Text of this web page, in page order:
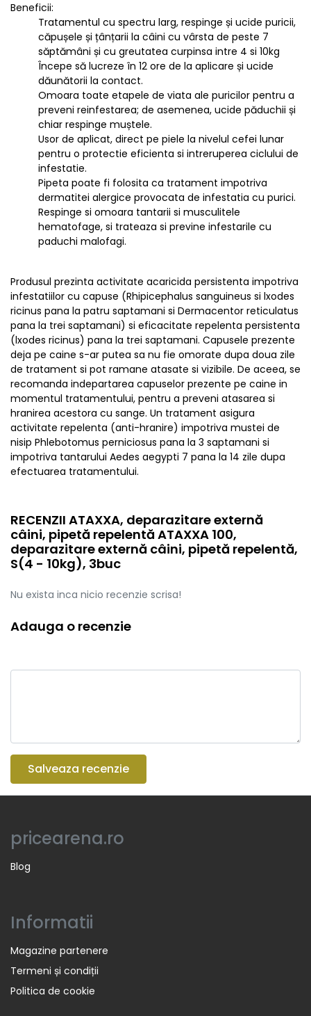
Beneficii:
Tratamentul cu spectru larg, respinge și ucide puricii,
căpușele și țânțarii la câini cu vârsta de peste 7
săptămâni și cu greutatea curpinsa intre 4 si 10kg
Începe să lucreze în 12 ore de la aplicare și ucide
dăunătorii la contact.
Omoara toate etapele de viata ale puricilor pentru a
preveni reinfestarea; de asemenea, ucide păduchii și
chiar respinge muștele.
Usor de aplicat, direct pe piele la nivelul cefei lunar
pentru o protectie eficienta si intreruperea ciclului de
infestatie.
Pipeta poate fi folosita ca tratament impotriva
dermatitei alergice provocata de infestatia cu purici.
Respinge si omoara tantarii si musculitele
hematofage, si trateaza si previne infestarile cu
paduchi malofagi.
Produsul prezinta activitate acaricida persistenta impotriva
infestatiilor cu capuse (Rhipicephalus sanguineus si lxodes
ricinus pana la patru saptamani si Dermacentor reticulatus
pana la trei saptamani) si eficacitate repelenta persistenta
(lxodes ricinus) pana la trei saptamani. Capusele prezente
deja pe caine s-ar putea sa nu fie omorate dupa doua zile
de tratament si pot ramane atasate si vizibile. De aceea, se
recomanda indepartarea capuselor prezente pe caine in
momentul tratamentului, pentru a preveni atasarea si
hranirea acestora cu sange. Un tratament asigura
activitate repelenta (anti-hranire) impotriva mustei de
nisip Phlebotomus perniciosus pana la 3 saptamani si
impotriva tantarului Aedes aegypti 7 pana la 14 zile dupa
efectuarea tratamentului.
RECENZII ATAXXA, deparazitare externă
câini, pipetă repelentă ATAXXA 100,
deparazitare externă câini, pipetă repelentă,
S(4 - 10kg), 3buc
Nu exista inca nicio recenzie scrisa!
Adauga o recenzie
Salveaza recenzie
pricearena.ro
Blog
Informatii
Magazine partenere
Termeni și condiții
Politica de cookie